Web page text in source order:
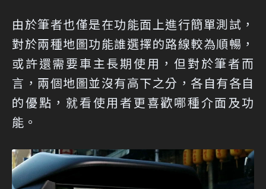
由於筆者也僅是在功能面上進行簡單測試，
對於兩種地圖功能誰選擇的路線較為順暢，
或許還需要車主長期使用，但對於筆者而
言，兩個地圖並沒有高下之分，各自有各自
的優點，就看使用者更喜歡哪種介面及功
能。